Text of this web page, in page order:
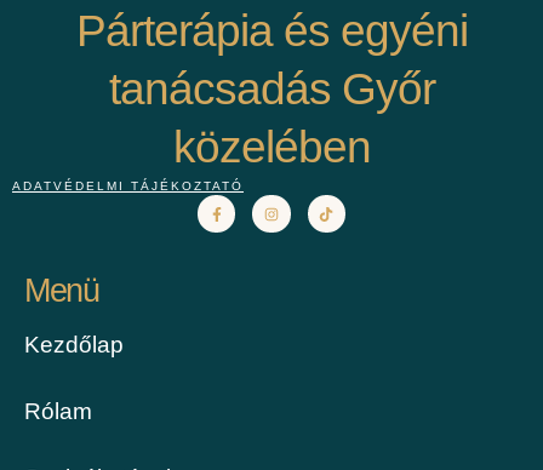
Párterápia és egyéni
tanácsadás Győr
közelében
ADATVÉDELMI TÁJÉKOZTATÓ
Menü
Kezdőlap
Rólam